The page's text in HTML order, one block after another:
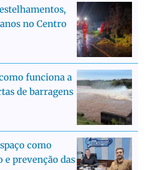
no Centro
funciona a
de barragens
como
prevenção das